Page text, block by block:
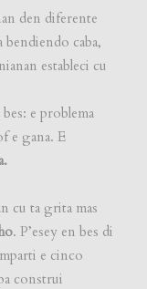
den diferente
caba,
estableci cu
e problema
e gana. E
cu ta grita mas
. P’esey en bes di
e cinco
construi